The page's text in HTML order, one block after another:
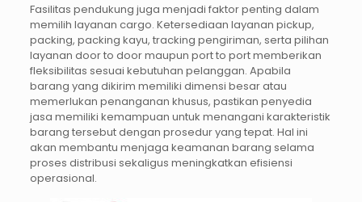
Fasilitas pendukung juga menjadi faktor penting dalam
memilih layanan cargo. Ketersediaan layanan pickup,
packing, packing kayu, tracking pengiriman, serta pilihan
layanan door to door maupun port to port memberikan
fleksibilitas sesuai kebutuhan pelanggan. Apabila
barang yang dikirim memiliki dimensi besar atau
memerlukan penanganan khusus, pastikan penyedia
jasa memiliki kemampuan untuk menangani karakteristik
barang tersebut dengan prosedur yang tepat. Hal ini
akan membantu menjaga keamanan barang selama
proses distribusi sekaligus meningkatkan efisiensi
operasional.